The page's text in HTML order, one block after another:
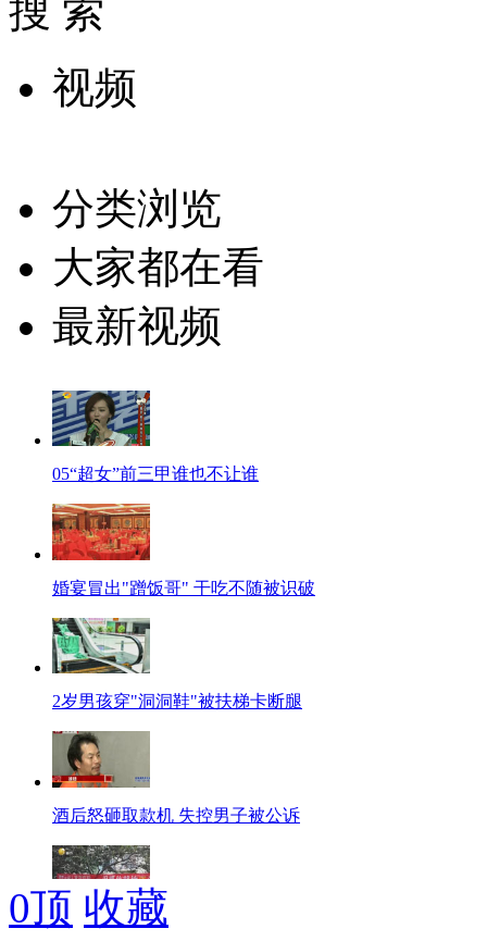
搜 索
视频
分类浏览
大家都在看
最新视频
05“超女”前三甲谁也不让谁
婚宴冒出"蹭饭哥" 干吃不随被识破
2岁男孩穿"洞洞鞋"被扶梯卡断腿
酒后怒砸取款机 失控男子被公诉
霸气标语:抓到小偷"就地正法"
0顶 收藏